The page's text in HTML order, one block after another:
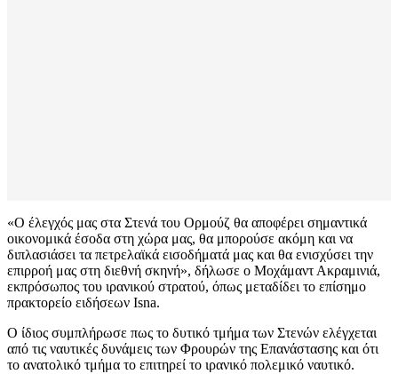
«Ο έλεγχός μας στα Στενά του Ορμούζ θα αποφέρει σημαντικά
οικονομικά έσοδα στη χώρα μας, θα μπορούσε ακόμη και να
διπλασιάσει τα πετρελαϊκά εισοδήματά μας και θα ενισχύσει την
επιρροή μας στη διεθνή σκηνή», δήλωσε ο Μοχάμαντ Ακραμινιά,
εκπρόσωπος του ιρανικού στρατού, όπως μεταδίδει το επίσημο
πρακτορείο ειδήσεων Isna.
Ο ίδιος συμπλήρωσε πως το δυτικό τμήμα των Στενών ελέγχεται
από τις ναυτικές δυνάμεις των Φρουρών της Επανάστασης και ότι
το ανατολικό τμήμα το επιτηρεί το ιρανικό πολεμικό ναυτικό.